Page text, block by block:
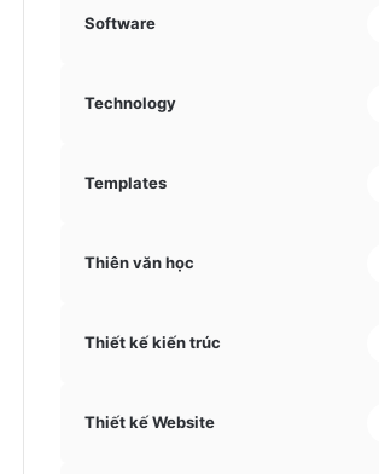
Software
Technology
Templates
Thiên văn học
Thiết kế kiến trúc
Thiết kế Website